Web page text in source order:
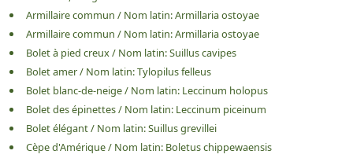
Armillaire commun / Nom latin:Armillaria ostoyae
Armillaire commun / Nom latin:Armillaria ostoyae
Bolet à pied creux/ Nom latin:Suillus cavipes
Bolet amer/ Nom latin:Tylopilus felleus
Bolet blanc-de-neige/ Nom latin: Leccinum holopus
Bolet des épinettes/ Nom latin: Leccinum piceinum
Bolet élégant/ Nom latin:Suillus grevillei
Cèpe d'Amérique/ Nom latin: Boletus chippewaensis